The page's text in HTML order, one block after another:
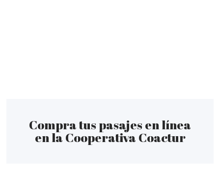
Compra tus pasajes en línea
en la Cooperativa Coactur